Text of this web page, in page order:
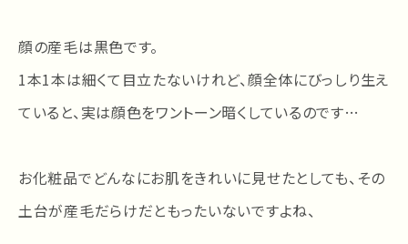
顔の産毛は黒色です。
1本1本は細くて目立たないけれど、顔全体にびっしり生え
ていると、実は顔色をワントーン暗くしているのです…
お化粧品でどんなにお肌をきれいに見せたとしても、その
土台が産毛だらけだともったいないですよね、